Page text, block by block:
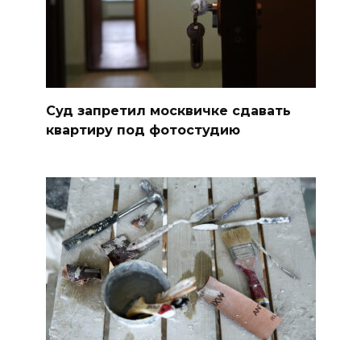
Суд запретил москвичке сдавать
квартиру под фотостудию